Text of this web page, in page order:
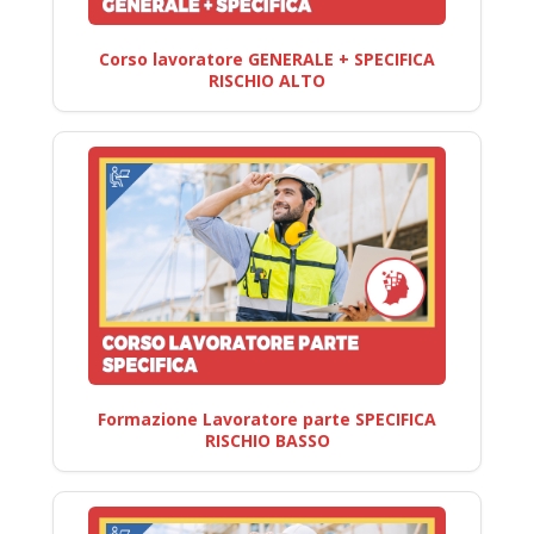
Corso lavoratore GENERALE + SPECIFICA
RISCHIO ALTO
Formazione Lavoratore parte SPECIFICA
RISCHIO BASSO